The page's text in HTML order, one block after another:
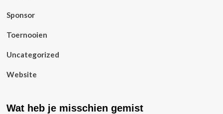
Sponsor
Toernooien
Uncategorized
Website
Wat heb je misschien gemist